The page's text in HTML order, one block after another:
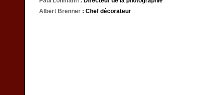
Albert Brenner : Chef décorateur